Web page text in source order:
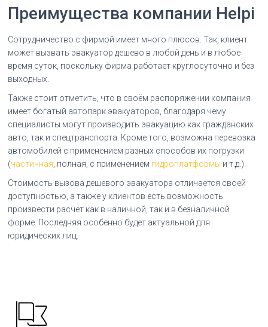
Преимущества компании Helpi
Сотрудничество с фирмой имеет много плюсов. Так, клиент
может вызвать эвакуатор дешево в любой день и в любое
время суток, поскольку фирма работает круглосуточно и без
выходных.
Также стоит отметить, что в своём распоряжении компания
имеет богатый автопарк эвакуаторов, благодаря чему
специалисты могут производить эвакуацию как гражданских
авто, так и спецтранспорта. Кроме того, возможна перевозка
автомобилей с применением разных способов их погрузки
(частичная, полная, с применением гидроплатформы и т.д.).
Стоимость вызова дешевого эвакуатора отличается своей
доступностью, а также у клиентов есть возможность
произвести расчет как в наличной, так и в безналичной
форме. Последняя особенно будет актуальной для
юридических лиц.